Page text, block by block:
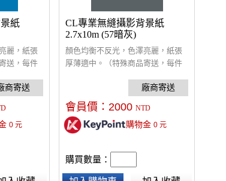
紙
麗，紙張
送，每件
0元
CL專業無縫攝影背景紙
2.7x10m (57暗灰)
顏色均衡不反光，色澤亮麗，紙張
厚薄適中。（特殊商品寄送，每件
會員價： 2000 NTD
購物金 0元
購買數量：